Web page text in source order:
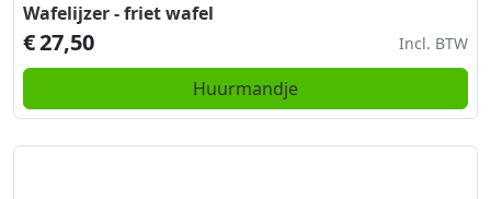
Wafelijzer - friet wafel
€27,50 Incl. BTW
Huurmandje